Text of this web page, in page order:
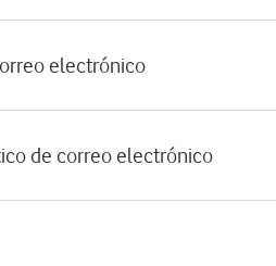
electrónico
de correo electrónico